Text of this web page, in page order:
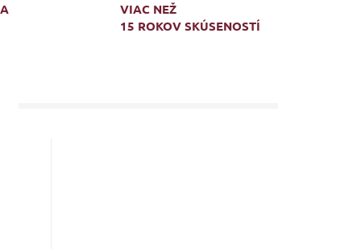
VIAC NEŽ
15 ROKOV SKÚSENOSTÍ